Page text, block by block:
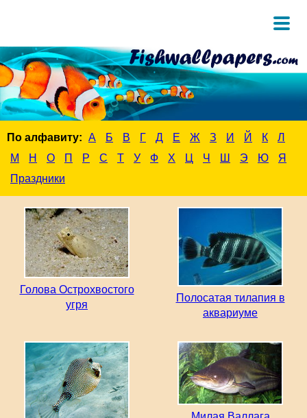
По алфавиту: А Б В Г Д Е Ж З И Й К
Л
М
Н О П Р С Т У Ф Х Ц Ч Ш Э Ю
Я
Праздники
Голова Острохвостого
угря
Полосатая тилапия в
аквариуме